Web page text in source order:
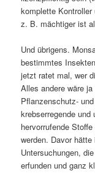
komplette
z. B. mächtiger ist
Und übrigens.
bestimmtes
jetzt ratet mal, wer
Alles andere wäre
Pflanzenschutz-
krebserregende
hervorrufende
werden. Davor
Untersuchungen,
erfunden und ganz